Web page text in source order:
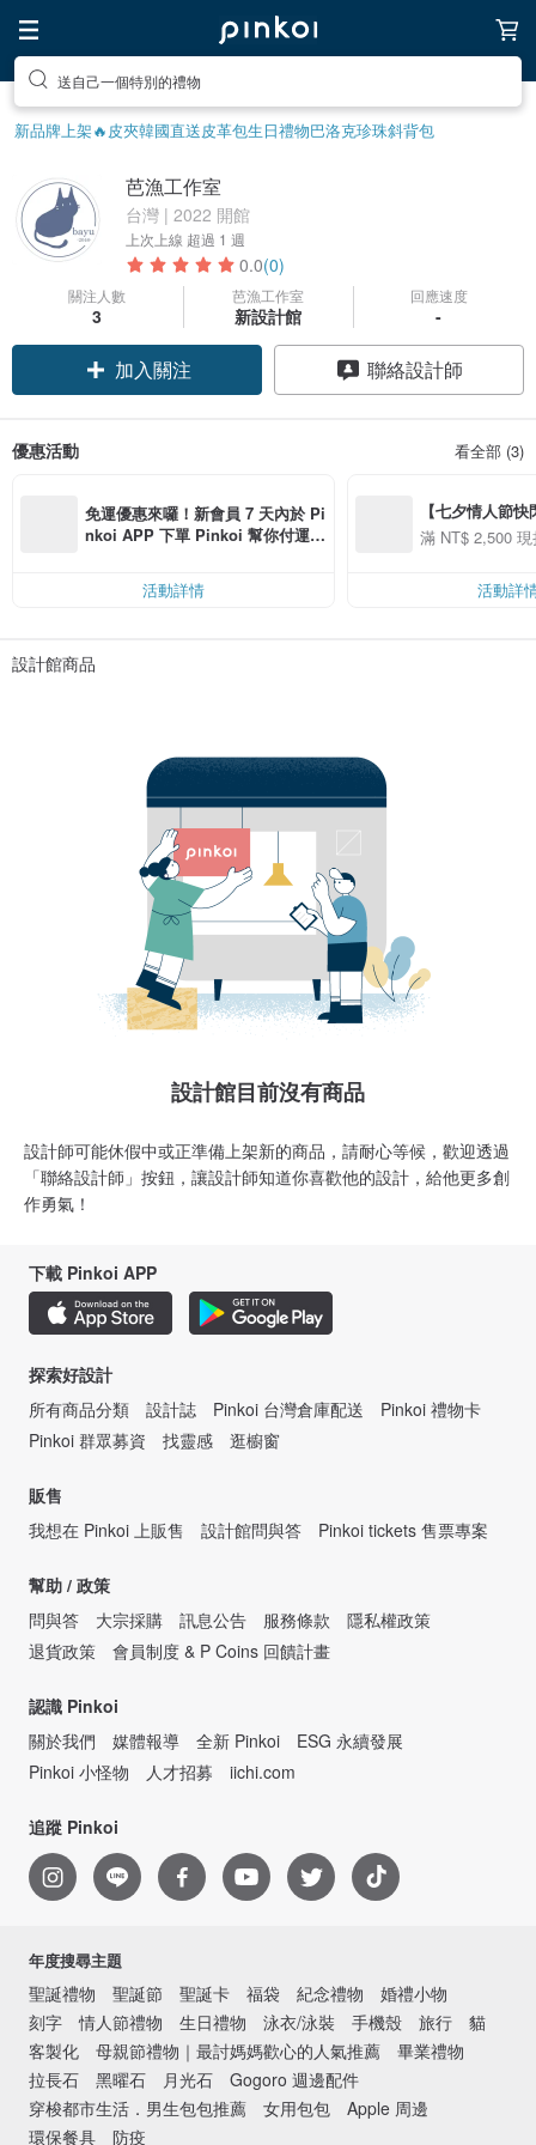
送自己一個特別的禮物
新品牌上架🔥皮夾韓國直送皮革包生日禮物巴洛克珍珠斜背包
芭漁工作室
台灣 | 2022 開館
上次上線 超過 1 週
0.0(0)
關注人數
3
芭漁工作室
新設計館
回應速度
-
加入關注 聯絡設計師
優惠活動 看全部 (3)
免運優惠來囉！新會員 7 天內於 Pi
nkoi APP 下單 Pinkoi 幫你付運
活動詳情
【七夕情人節
用 APP 購買任
00 現折 NT$100
滿 NT$ 2,500
活動詳
設計館商品
設計館目前沒有商品
設計師可能休假中或正準備上架新的商品，請耐心等候，歡迎透過
「聯絡設計師」按鈕，讓設計師知道你喜歡他的設計，給他更多創
作勇氣！
下載 Pinkoi APP
探索好設計
所有商品分類
設計誌 Pinkoi 台灣倉庫配送
Pinkoi 禮物卡
Pinkoi 群眾募資
找靈感 逛櫥窗
販售
我想在 Pinkoi 上販售
設計館問與答 Pinkoi tickets 售票專案
幫助 / 政策
問與答
大宗採購 訊息公告 服務條款
隱私權政策
退貨政策
會員制度 & P Coins 回饋計畫
認識 Pinkoi
關於我們
媒體報導 全新 Pinkoi
ESG 永續發展
Pinkoi 小怪物
人才招募 iichi.com
追蹤 Pinkoi
年度搜尋主題
聖誕禮物 聖誕節 聖誕卡 福袋 紀念禮物
婚禮小物
刻字
情人節禮物 生日禮物 泳衣/泳裝 手機殼 旅行
貓
客製化
母親節禮物｜最討媽媽歡心的人氣推薦
畢業禮物
拉長石
黑曜石 月光石
Gogoro 週邊配件
穿梭都市生活．男生包包推薦
女用包包
Apple 周邊
環保餐具
防疫